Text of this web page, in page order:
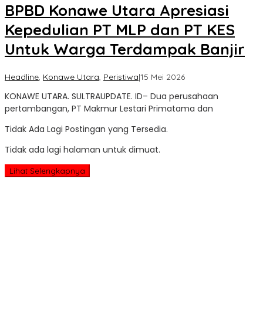
BPBD Konawe Utara Apresiasi
Kepedulian PT MLP dan PT KES
Untuk Warga Terdampak Banjir
Headline, Konawe Utara, Peristiwa|15 Mei 2026oleh
Update
KONAWE UTARA. SULTRAUPDATE. ID– Dua perusahaan
pertambangan, PT Makmur Lestari Primatama dan
Tidak Ada Lagi Postingan yang Tersedia.
Tidak ada lagi halaman untuk dimuat.
Lihat Selengkapnya